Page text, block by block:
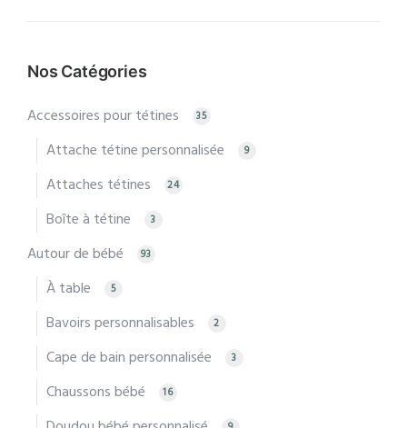
min
max
Nos Catégories
Accessoires pour tétines 35
Attache tétine personnalisée 9
Attaches tétines 24
Boîte à tétine 3
Autour de bébé 93
À table 5
Bavoirs personnalisables 2
Cape de bain personnalisée 3
Chaussons bébé 16